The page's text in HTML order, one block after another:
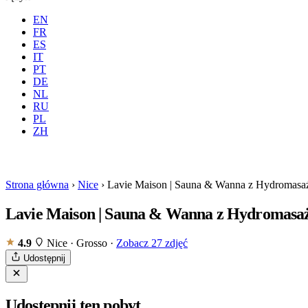
EN
FR
ES
IT
PT
DE
NL
RU
PL
ZH
Gdzie Wszystkie
Strona główna › Nice › Lavie Maison | Sauna & Wanna z
Lavie Maison | Sauna & Wanna z
4.9 Nice · Grosso · Zobacz 27 zdjęć
Udostępnij